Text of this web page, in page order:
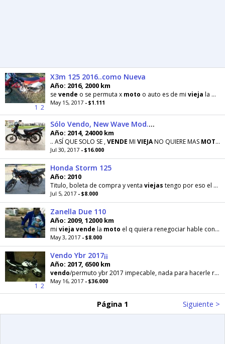
1 2
X3m 125 2016..como Nueva
Año: 2016, 2000 km
se vende o se permuta x moto o auto es de mi vieja la
May 15, 2017 - $1.111
Sólo Vendo, New Wave Mod.2014
Año: 2014, 24000 km
.. ASÍ QUE SOLO SE ,VENDE MI VIEJANO QUIERE MAS MOTO
Jul 30, 2017 - $16.000
Honda Storm 125
Año: 2010
Titulo, boleta de compra y venta viejas tengo por eso el valor,
Jul 5, 2017 - $8.000
Zanella Due 110
Año: 2009, 12000 km
mi vieja vende la moto el q quiera renegociar hable con ella. La
May 3, 2017 - $8.000
1 2
Vendo Ybr 2017¡¡
Año: 2017, 6500 km
vendo/permuto ybr 2017 impecable, nada para hacerle recibo
May 16, 2017 - $36.000
Página 1 Siguiente >